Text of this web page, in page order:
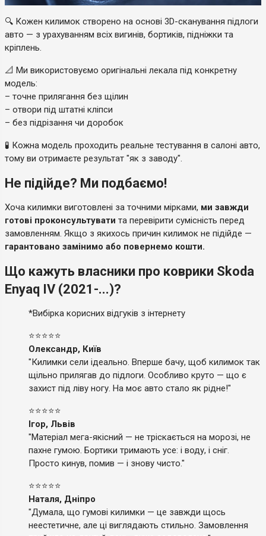
🔍 Кожен килимок створено на основі 3D-сканування підлоги
авто — з урахуванням всіх вигинів, бортиків, підніжки та
кріплень.
📐 Ми використовуємо оригінальні лекала під конкретну
модель:
– точне прилягання без щілин
– отвори під штатні кліпси
– без підрізання чи доробок
🧪 Кожна модель проходить реальне тестування в салоні авто,
тому ви отримаєте результат "як з заводу".
Не підійде? Ми подбаємо!
Хоча килимки виготовлені за точними мірками, ми завжди
готові проконсультувати та перевірити сумісність перед
замовленням. Якщо з якихось причин килимок не підійде —
гарантовано замінимо або повернемо кошти.
Що кажуть власники про коврики Skoda
Enyaq IV (2021-...)?
*Вибірка корисних відгуків з інтернету
⭐⭐⭐⭐⭐
Олександр, Київ
"Килимки сели ідеально. Вперше бачу, щоб килимок так
щільно прилягав до підлоги. Особливо круто — що є
захист під ліву ногу. На моє авто стало як рідне!"
⭐⭐⭐⭐⭐
Ігор, Львів
"Матеріал мега-якісний — не тріскається на морозі, не
пахне гумою. Бортики тримають усе: і воду, і сніг.
Просто кинув, помив — і знову чисто."
⭐⭐⭐⭐⭐
Наталя, Дніпро
"Думала, що гумові килимки — це завжди щось
неестетичне, але ці виглядають стильно. Замовлення